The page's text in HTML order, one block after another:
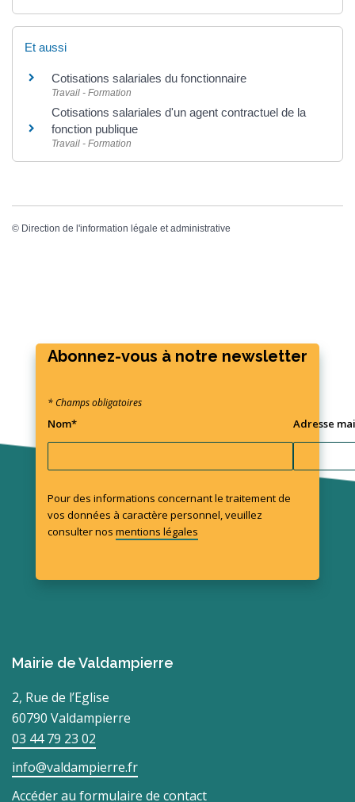
Et aussi
Cotisations salariales du fonctionnaire
Travail - Formation
Cotisations salariales d'un agent contractuel de la
fonction publique
Travail - Formation
© Direction de l'information légale et administrative
Abonnez-vous à notre newsletter
* Champs obligatoires
Nom* Adresse
Pour des informations concernant le traitement de
vos données à caractère personnel, veuillez
consulter nos mentions légales
Mairie de Valdampierre
2, Rue de l’Eglise
60790 Valdampierre
03 44 79 23 02
info@valdampierre.fr
Accéder au formulaire de contact